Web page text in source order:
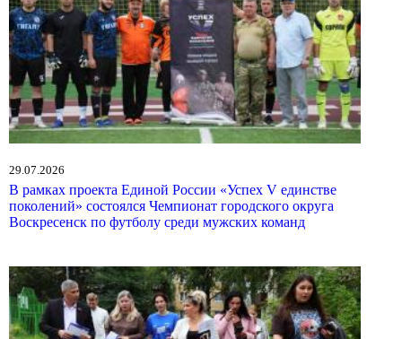
29.07.2026
В рамках проекта Единой России «Успех V единстве
поколений» состоялся Чемпионат городского округа
Воскресенск по футболу среди мужских команд